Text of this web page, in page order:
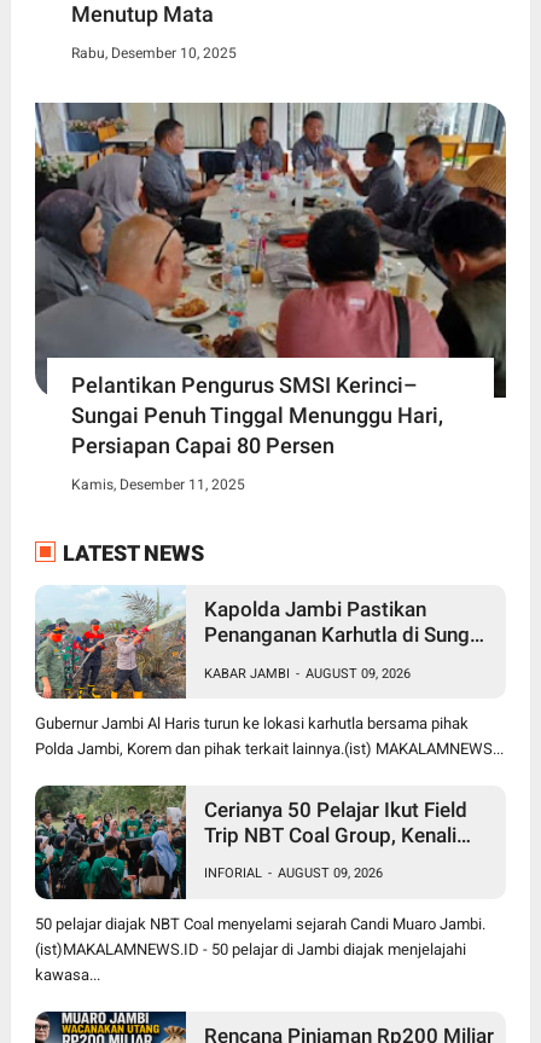
Menutup Mata
Rabu, Desember 10, 2025
Pelantikan Pengurus SMSI Kerinci–
Sungai Penuh Tinggal Menunggu Hari,
Persiapan Capai 80 Persen
Kamis, Desember 11, 2025
LATEST NEWS
Kapolda Jambi Pastikan
Penanganan Karhutla di Sungai
TNI-Polri dan BPBD Diperkuat
KABAR JAMBI - AUGUST 09, 2026
Gubernur Jambi Al Haris turun ke lokasi karhutla bersama pihak
Polda Jambi, Korem dan pihak terkait lainnya.(ist) MAKALAMNEWS...
Cerianya 50 Pelajar Ikut Field
Trip NBT Coal Group, Kenali
INFORIAL - AUGUST 09, 2026
50 pelajar diajak NBT Coal menyelami sejarah Candi Muaro Jambi.
(ist)MAKALAMNEWS.ID - 50 pelajar di Jambi diajak menjelajahi
kawasa...
Rencana Pinjaman Rp200 Miliar